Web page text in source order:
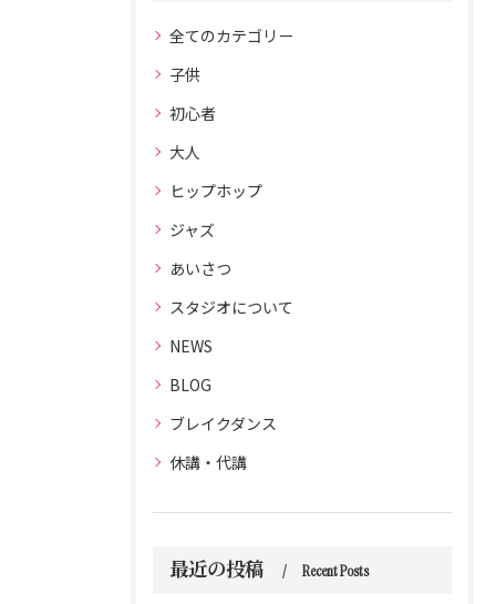
全てのカテゴリー
子供
初心者
大人
ヒップホップ
ジャズ
あいさつ
スタジオについて
NEWS
BLOG
ブレイクダンス
休講・代講
最近の投稿 Recent Posts